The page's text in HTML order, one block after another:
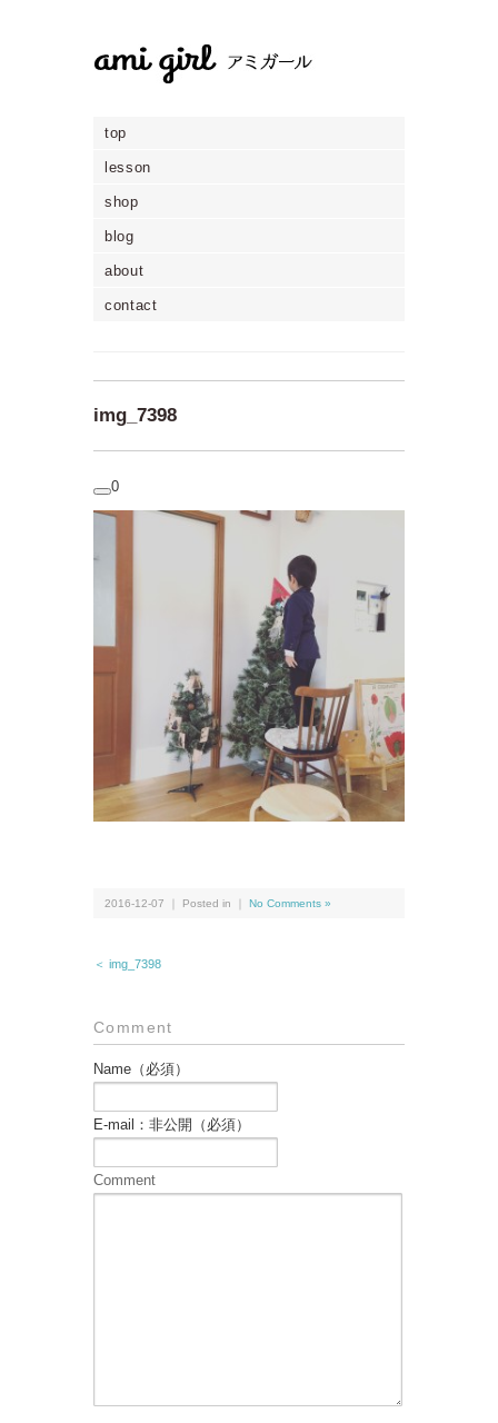
top
lesson
shop
blog
about
contact
img_7398
0
2016-12-07 ｜ Posted in ｜ No Comments »
＜ img_7398
Comment
Name（必須）
E-mail：非公開（必須）
Comment